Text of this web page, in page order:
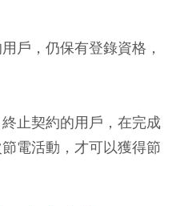
戶，仍保有登錄資格，
止契約的用戶，在完成
電活動，才可以獲得節